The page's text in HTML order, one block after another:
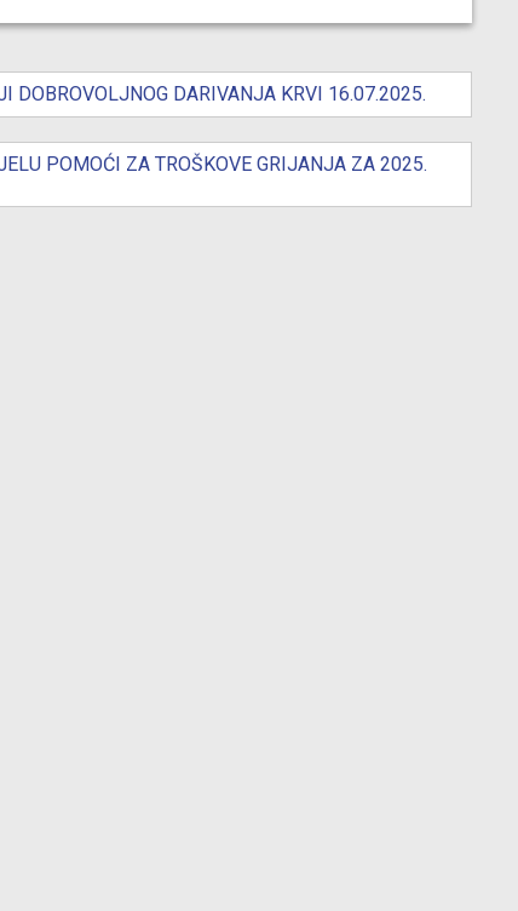
DOBROVOLJNOG DARIVANJA KRVI 16.07.2025.
POMOĆI ZA TROŠKOVE GRIJANJA ZA 2025.